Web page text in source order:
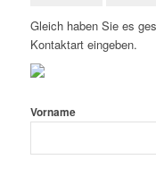
Gleich haben Sie es
Kontaktart eingeben.
Vorname